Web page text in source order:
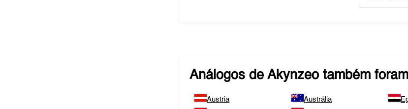
Análogos deAkynzeo também
Austria Austrália